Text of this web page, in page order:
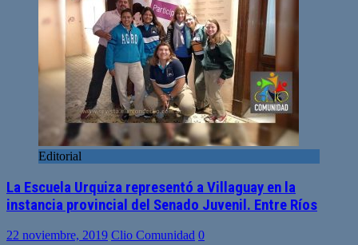
Editorial
La Escuela Urquiza representó a Villaguay en la
instancia provincial del Senado Juvenil. Entre Ríos
22 noviembre, 2019 Clio Comunidad 0